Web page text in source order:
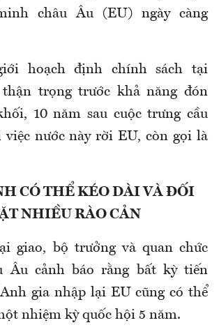
châu Âu (EU) ngày càng
hoạch định chính sách tại
thận trọng trước khả năng đón
10 năm sau cuộc trưng cầu
việc nước này rời EU, còn gọi là
CÓ THỂ KÉO DÀI VÀ ĐỐI
NHIỀU RÀO CẢN
giao, bộ trưởng và quan chức
Âu cảnh báo rằng bất kỳ tiến
gia nhập lại EU cũng có thể
nhiệm kỳ quốc hội 5 năm.